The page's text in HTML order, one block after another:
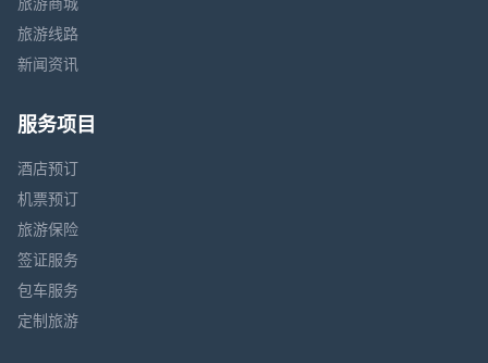
旅游线路
新闻资讯
服务项目
酒店预订
机票预订
旅游保险
签证服务
包车服务
定制旅游